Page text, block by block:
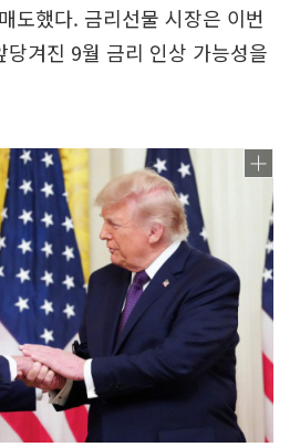
도했다. 금리선물 시장은 이번
겨진 9월 금리 인상 가능성을